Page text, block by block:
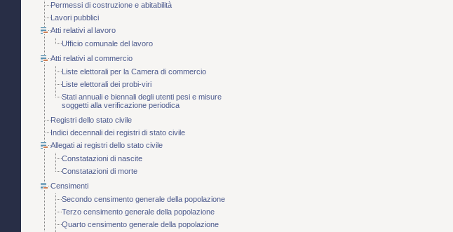
Permessi di costruzione e abitabilità
Lavori pubblici
Atti relativi al lavoro
Ufficio comunale del lavoro
Atti relativi al commercio
Liste elettorali per la Camera di commercio
Liste elettorali dei probi-viri
Stati annuali e biennali degli utenti pesi e misure
soggetti alla verificazione periodica
Registri dello stato civile
Indici decennali dei registri di stato civile
Allegati ai registri dello stato civile
Constatazioni di nascite
Constatazioni di morte
Censimenti
Secondo censimento generale della popolazione
Terzo censimento generale della popolazione
Quarto censimento generale della popolazione